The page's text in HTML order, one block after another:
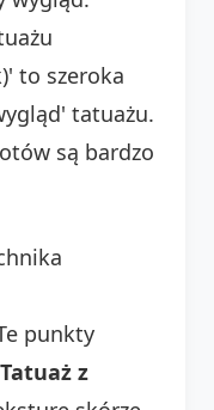
to szeroka
tatuażu.
są bardzo
punkty
Tatuaż z